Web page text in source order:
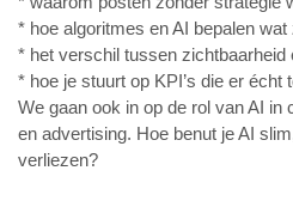
* hoe algoritmes en AI bepalen
* het verschil tussen zichtbaarheid
* hoe je stuurt op KPI’s die er écht
We gaan ook in op de rol van AI in
en advertising. Hoe benut je AI
verliezen?